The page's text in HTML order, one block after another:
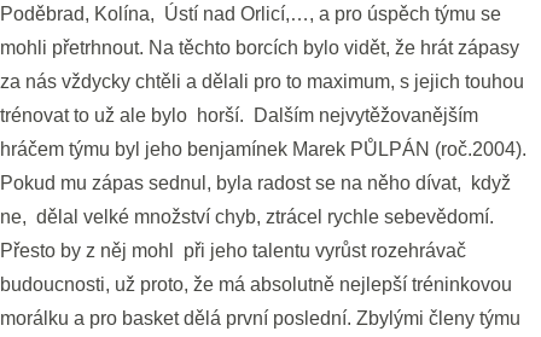
Poděbrad, Kolína, Ústí nad Orlicí,…, a pro úspěch týmu se
mohli přetrhnout. Na těchto borcích bylo vidět, že hrát zápasy
za nás vždycky chtěli a dělali pro to maximum, s jejich touhou
trénovat to už ale bylo horší. Dalším nejvytěžovanějším
hráčem týmu byl jeho benjamínek Marek PŮLPÁN (roč.2004).
Pokud mu zápas sednul, byla radost se na něho dívat, když
ne, dělal velké množství chyb, ztrácel rychle sebevědomí.
Přesto by z něj mohl při jeho talentu vyrůst rozehrávač
budoucnosti, už proto, že má absolutně nejlepší tréninkovou
morálku a pro basket dělá první poslední. Zbylými členy týmu